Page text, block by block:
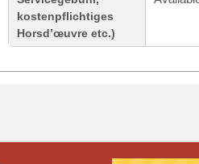
kostenpflichtiges
Horsd’œuvre etc.)